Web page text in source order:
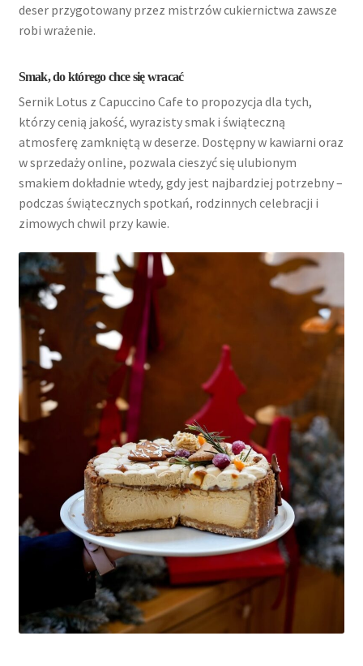
deser przygotowany przez mistrzów cukiernictwa zawsze
robi wrażenie.
Smak, do którego chce się wracać
Sernik Lotus z Capuccino Cafe to propozycja dla tych,
którzy cenią jakość, wyrazisty smak i świąteczną
atmosferę zamkniętą w deserze. Dostępny w kawiarni oraz
w sprzedaży online, pozwala cieszyć się ulubionym
smakiem dokładnie wtedy, gdy jest najbardziej potrzebny –
podczas świątecznych spotkań, rodzinnych celebracji i
zimowych chwil przy kawie.